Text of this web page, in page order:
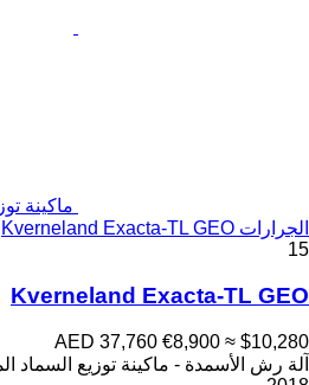
ماكينة
الجرارات Kverneland Exacta-TL GEO
15
Kverneland Exacta-TL GEO
AED 37,760 €8,900 ≈ $10,280
آلة رش الأسمدة - ماكينة توزيع السماد